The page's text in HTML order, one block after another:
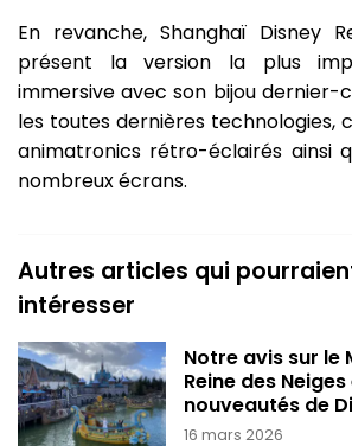
En revanche, Shanghaï Disney
présent la version la plus
immersive avec son bijou dernier-
les toutes dernières technologies,
animatronics rétro-éclairés ainsi
nombreux écrans.
Autres articles qui
intéresser
16 mars 2026
Notre avis sur le
Reine des
nouveautés de
World